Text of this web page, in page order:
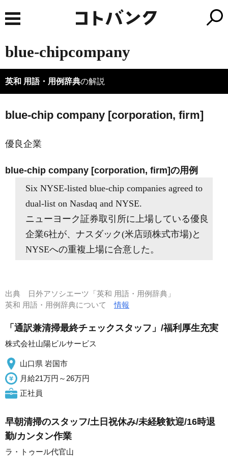
blue-chipcompany
英和 用語・用例辞典の解説
blue-chip company [corporation, firm]
優良企業
blue-chip company [corporation, firm]の用例
Six NYSE-listed blue-chip companies agreed to
dual-list on Nasdaq and NYSE.
ニューヨーク証券取引所に上場している優良
企業6社が、ナスダック(米店頭株式市場)と
NYSEへの重複上場に合意した。
出典
日外アソシエーツ「英和 用語・用例辞典」
英和 用語・用例辞典について情報
「通訳兼清掃最終チェックスタッフ」/福利厚生充実
株式会社山陽ビルサービス
山口県 岩国市
月給21万円～26万円
正社員
早朝清掃のスタッフ/土日祝休み/未経験歓迎/16時退
勤/カンタン作業
ラ・トゥール代官山